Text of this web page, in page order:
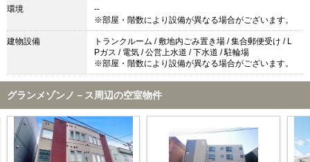
環境
--
※部屋・階数により設備が異なる場合がございます。
建物設備
トランクルーム / 敷地内ごみ置き場 / 集合郵便受け / L
Pガス / 電気 / 公営上水道 / 下水道 / 駐輪場
※部屋・階数により設備が異なる場合がございます。
グランメゾンノ－ス周辺の空室物件